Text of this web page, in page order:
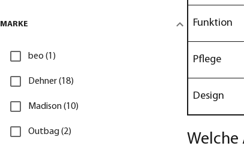
MARKE
beo (1)
Dehner (18)
Madison (10)
Outbag (2)
Funktion
Pflege
Design
Welche